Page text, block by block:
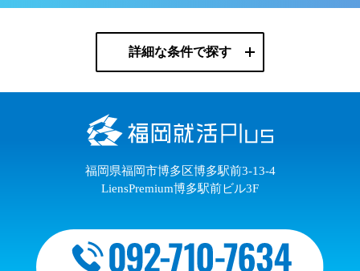
詳細な条件で探す
福岡県福岡市博多区博多駅前3-13-4
LiensPremium博多駅前ビル3F